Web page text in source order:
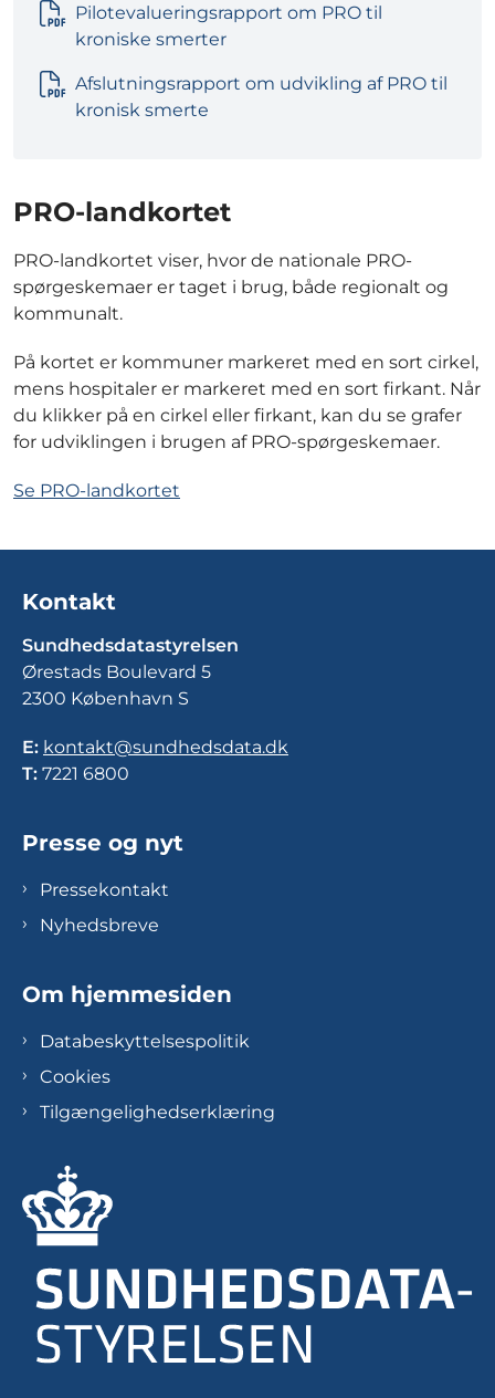
Pilotevalueringsrapport om PRO til
kroniske smerter
Afslutningsrapport om udvikling af PRO til
kronisk smerte
PRO-landkortet
PRO-landkortet viser, hvor de nationale PRO-
spørgeskemaer er taget i brug, både regionalt og
kommunalt.
På kortet er kommuner markeret med en sort cirkel,
mens hospitaler er markeret med en sort firkant. Når
du klikker på en cirkel eller firkant, kan du se grafer
for udviklingen i brugen af PRO-spørgeskemaer.
Se PRO-landkortet
Kontakt
Sundhedsdatastyrelsen
Ørestads Boulevard 5
2300 København S
E: kontakt@sundhedsdata.dk
T: 7221 6800
Presse og nyt
Pressekontakt
Nyhedsbreve
Om hjemmesiden
Databeskyttelsespolitik
Cookies
Tilgængelighedserklæring